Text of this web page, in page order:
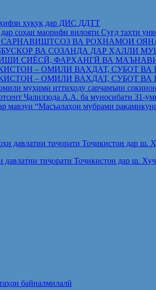
ҳуқуқ дар ДИС ДДТТ
дар соҳаи маорифи вилояти
ВА РОҲНАМОИ
ВА СОЗАНДА ДАР ҲАЛЛИ
СИЁСӢ, ФАРҲАНГӢ ВА
– ОМИЛИ ВАҲДАТ, СУБОТ
– ОМИЛИ ВАҲДАТ, СУБОТ
муҳими иттиҳоду сарҷамъии
Ҷалилзода А.А. ба муносибати 31-
мавзуи “Масъалаҳои мубрами
тиҷорати Тоҷикистон дар ш.
байналмилалӣ